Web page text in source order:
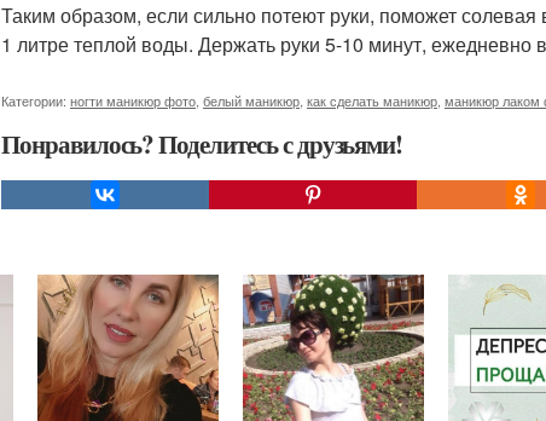
Таким образом, если сильно потеют руки, поможет
1 литре теплой воды. Держать руки 5-10 минут, ежедневно
Категории: ногти маникюр фото белый маникюр как сделать маникюр маникюр лаком
Понравилось? Поделитесь с друзьями!